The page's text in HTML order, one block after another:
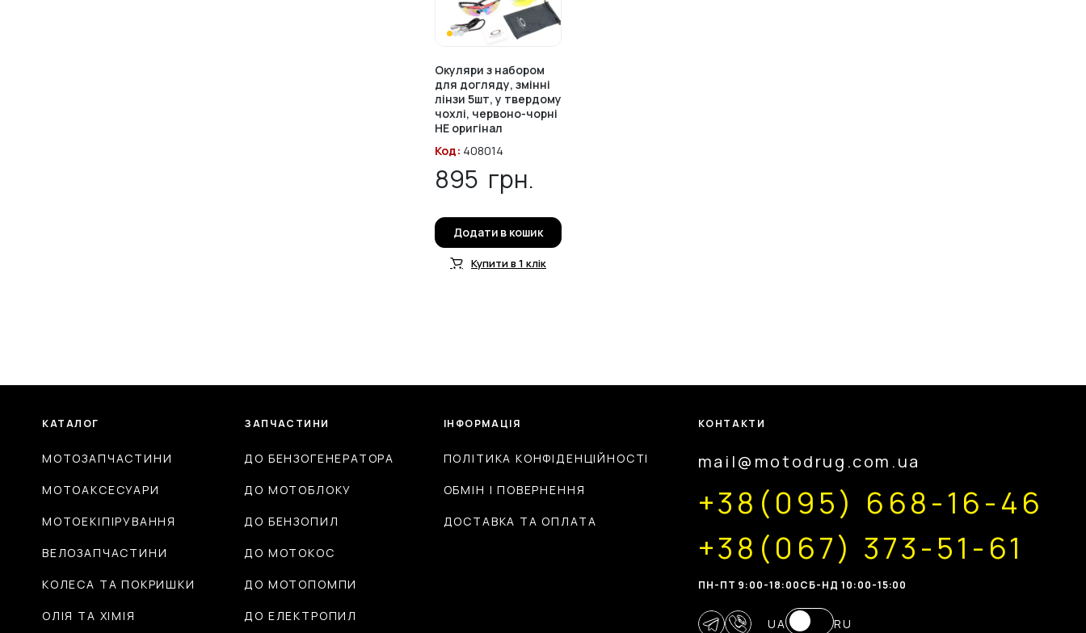
Окуляри з набором
для догляду, змінні
лінзи 5шт, у твердому
чохлі, червоно-чорні
НЕ оригінал
Код: 408014
895 грн.
Додати в кошик
Купити в 1 клік
КАТАЛОГ
МОТОЗАПЧАСТИНИ
МОТОАКСЕСУАРИ
МОТОЕКІПІРУВАННЯ
ВЕЛОЗАПЧАСТИНИ
КОЛЕСА ТА ПОКРИШКИ
ОЛІЯ ТА ХІМІЯ
ЗАПЧАСТИНИ
ДО БЕНЗОГЕНЕРАТОРА
ДО МОТОБЛОКУ
ДО БЕНЗОПИЛ
ДО МОТОКОС
ДО МОТОПОМПИ
ДО ЕЛЕКТРОПИЛ
ІНФОРМАЦІЯ
ПОЛІТИКА КОНФІДЕНЦІЙНОСТІ
ОБМІН І ПОВЕРНЕННЯ
ДОСТАВКА ТА ОПЛАТА
КОНТАКТИ
mail@motodrug.com.ua
+38(095) 668-16-46
+38(067) 373-51-61
ПН-ПТ 9:00-18:00CБ-НД 10:00-15:00
UA RU